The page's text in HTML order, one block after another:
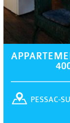
PESSAC-